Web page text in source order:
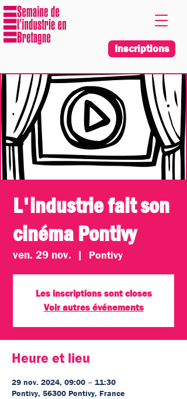
Inscriptions
L'industrie fait son
cinéma Pontivy
ven. 29 nov.
  |
Pontivy
Les inscriptions sont closes
Voir autres événements
Heure et lieu
29 nov. 2024, 09:00 – 11:30
Pontivy, 56300 Pontivy, France